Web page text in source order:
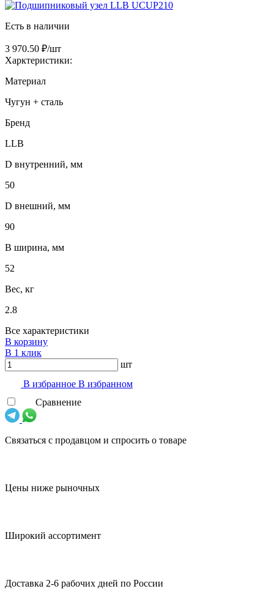
Есть в наличии
3 970.50 ₽/шт
Харктеристики:
Материал
Чугун + сталь
Бренд
LLB
D внутренний, мм
50
D внешний, мм
90
B ширина, мм
52
Вес, кг
2.8
Все характеристики
В корзину
В 1 клик
шт
В избранноe В избранном
Сравнение
Связаться с продавцом и спросить о товаре
Цены ниже рыночных
Широкий ассортимент
Доставка 2-6 рабочих дней по России